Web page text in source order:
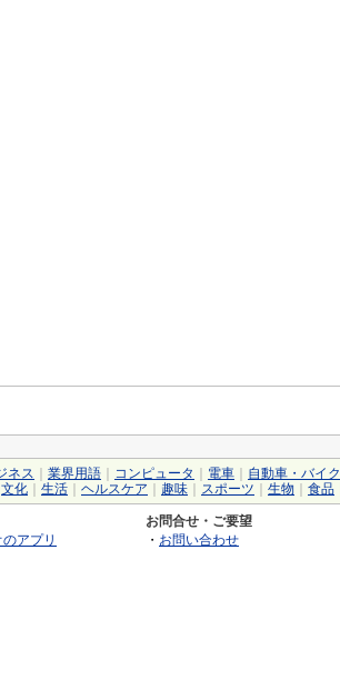
ネス 業界用語 コンピュータ 電車 自動車・バイク
文化
生活 ヘルスケア 趣味 スポーツ 生物 食品
アプリ
お問合せ・ご要望
・ お問い合わせ